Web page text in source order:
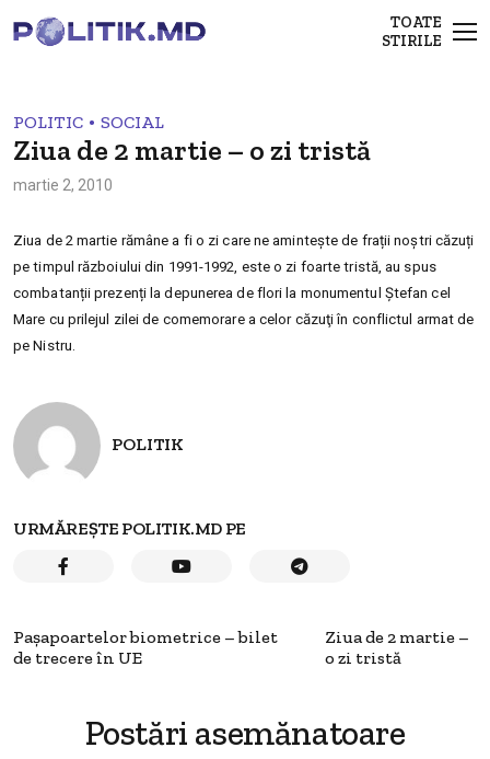
TOATE
STIRILE
POLITIC • SOCIAL
Ziua de 2 martie – o zi tristă
martie 2, 2010
Ziua de 2 martie rămâne a fi o zi care ne amintește de frații noștri căzuți
pe timpul războiului din 1991-1992, este o zi foarte tristă, au spus
combatanții prezenți la depunerea de flori la monumentul Ștefan cel
Mare cu prilejul zilei de comemorare a celor căzuţi în conflictul armat de
pe Nistru.
POLITIK
URMĂREȘTE POLITIK.MD PE
Paşapoartelor biometrice – bilet
de trecere în UE
Ziua de 2 martie –
o zi tristă
Postări asemănatoare